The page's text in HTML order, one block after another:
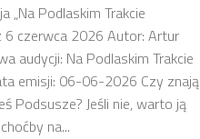
„Na Podlaskim Trakcie
6 czerwca 2026 Autor: Artur
audycji: Na Podlaskim Trakcie
emisji: 06-06-2026 Czy znają
Podsusze? Jeśli nie, warto ją
na...